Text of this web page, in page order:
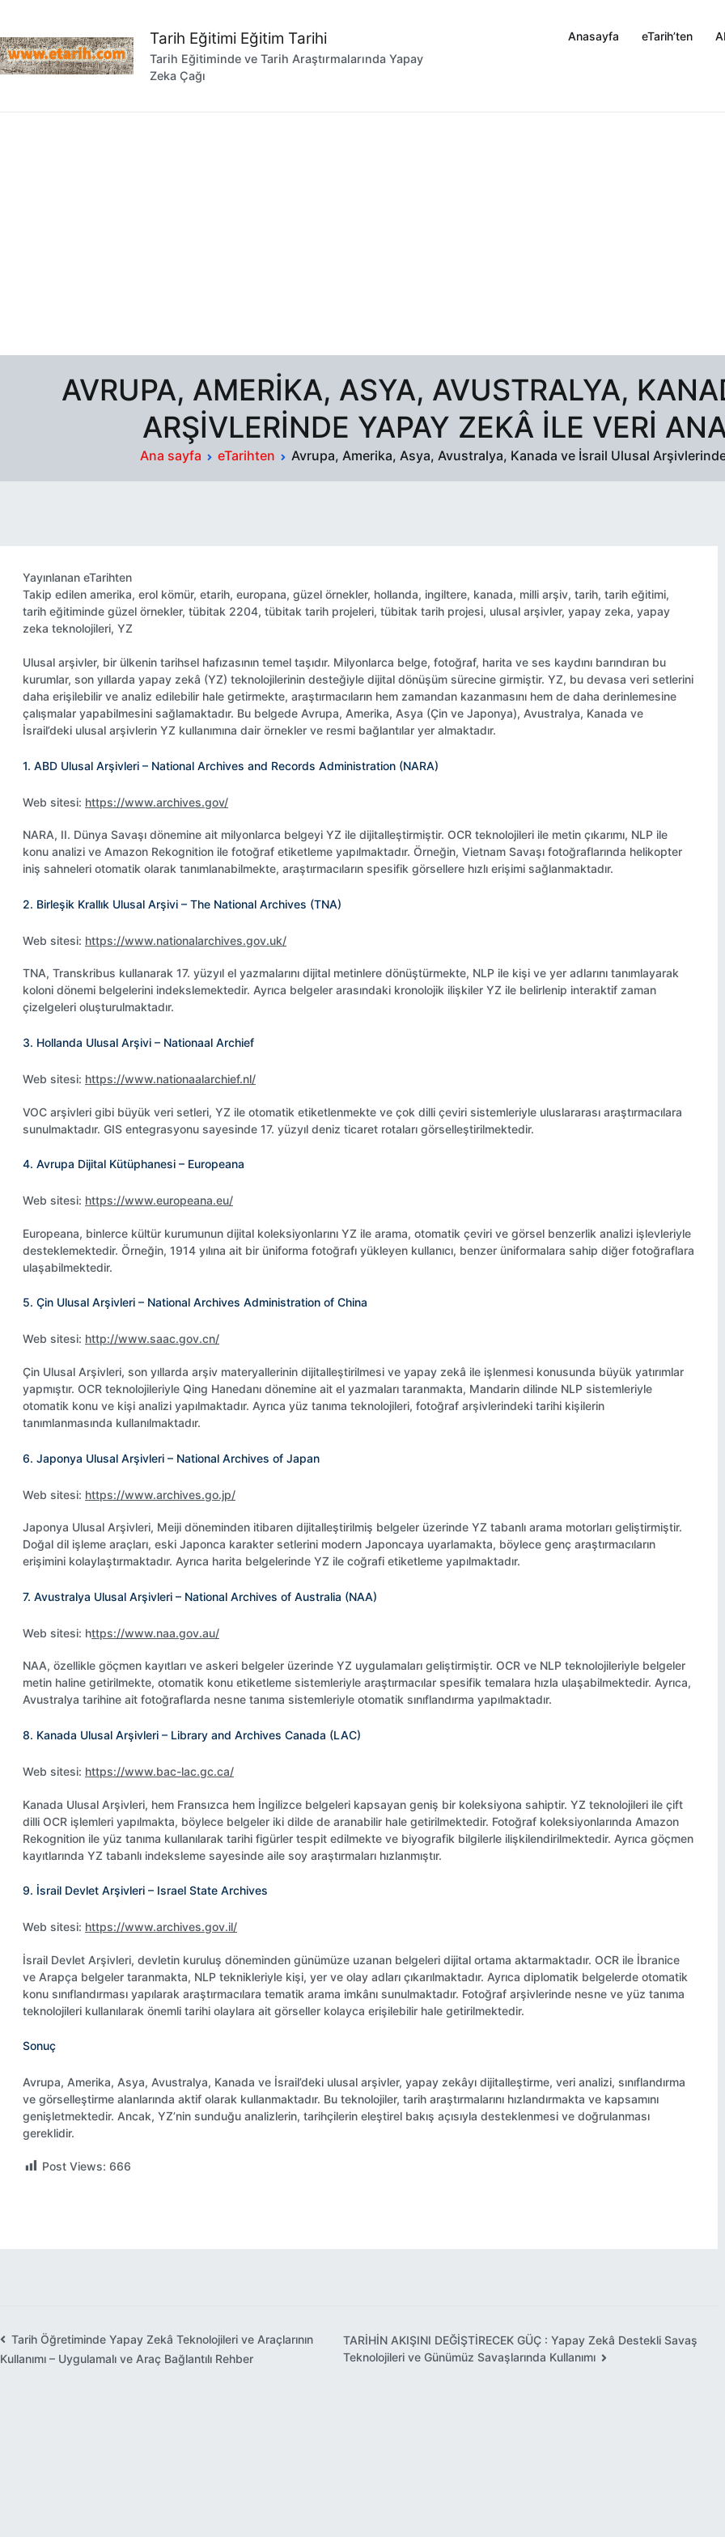
Tarih Eğitimi Eğitim Tarihi
Tarih Eğitiminde ve Tarih Araştırmalarında Yapay
Zeka Çağı
Anasayfa eTarih’ten
AVRUPA, AMERIKA, ASYA, AVUSTRALYA,
ARŞIVLERINDE YAPAY ZEKÂ ILE VERI
Ana sayfa eTarihten Avrupa, Amerika, Asya, Avustralya, Kanada ve İsrail Ulusal
Yayınlanan eTarihten
Takip edilen amerika, erol kömür, etarih, europana, güzel örnekler, hollanda, ingiltere, kanada, milli arşiv, tarih, tarih eğitimi,
tarih eğitiminde güzel örnekler, tübitak 2204, tübitak tarih projeleri, tübitak tarih projesi, ulusal arşivler, yapay zeka, yapay
zeka teknolojileri, YZ
Ulusal arşivler, bir ülkenin tarihsel hafızasının temel taşıdır. Milyonlarca belge, fotoğraf, harita ve ses kaydını barındıran bu
kurumlar, son yıllarda yapay zekâ (YZ) teknolojilerinin desteğiyle dijital dönüşüm sürecine girmiştir. YZ, bu devasa veri setlerini
daha erişilebilir ve analiz edilebilir hale getirmekte, araştırmacıların hem zamandan kazanmasını hem de daha derinlemesine
çalışmalar yapabilmesini sağlamaktadır. Bu belgede Avrupa, Amerika, Asya (Çin ve Japonya), Avustralya, Kanada ve
İsrail’deki ulusal arşivlerin YZ kullanımına dair örnekler ve resmi bağlantılar yer almaktadır.
1. ABD Ulusal Arşivleri – National Archives and Records Administration (NARA)
Web sitesi: https://www.archives.gov/
NARA, II. Dünya Savaşı dönemine ait milyonlarca belgeyi YZ ile dijitalleştirmiştir. OCR teknolojileri ile metin çıkarımı, NLP ile
konu analizi ve Amazon Rekognition ile fotoğraf etiketleme yapılmaktadır. Örneğin, Vietnam Savaşı fotoğraflarında helikopter
iniş sahneleri otomatik olarak tanımlanabilmekte, araştırmacıların spesifik görsellere hızlı erişimi sağlanmaktadır.
2. Birleşik Krallık Ulusal Arşivi – The National Archives (TNA)
Web sitesi: https://www.nationalarchives.gov.uk/
TNA, Transkribus kullanarak 17. yüzyıl el yazmalarını dijital metinlere dönüştürmekte, NLP ile kişi ve yer adlarını tanımlayarak
koloni dönemi belgelerini indekslemektedir. Ayrıca belgeler arasındaki kronolojik ilişkiler YZ ile belirlenip interaktif zaman
çizelgeleri oluşturulmaktadır.
3. Hollanda Ulusal Arşivi – Nationaal Archief
Web sitesi: https://www.nationaalarchief.nl/
VOC arşivleri gibi büyük veri setleri, YZ ile otomatik etiketlenmekte ve çok dilli çeviri sistemleriyle uluslararası araştırmacılara
sunulmaktadır. GIS entegrasyonu sayesinde 17. yüzyıl deniz ticaret rotaları görselleştirilmektedir.
4. Avrupa Dijital Kütüphanesi – Europeana
Web sitesi: https://www.europeana.eu/
Europeana, binlerce kültür kurumunun dijital koleksiyonlarını YZ ile arama, otomatik çeviri ve görsel benzerlik analizi işlevleriyle
desteklemektedir. Örneğin, 1914 yılına ait bir üniforma fotoğrafı yükleyen kullanıcı, benzer üniformalara sahip diğer fotoğraflara
ulaşabilmektedir.
5. Çin Ulusal Arşivleri – National Archives Administration of China
Web sitesi: http://www.saac.gov.cn/
Çin Ulusal Arşivleri, son yıllarda arşiv materyallerinin dijitalleştirilmesi ve yapay zekâ ile işlenmesi konusunda büyük yatırımlar
yapmıştır. OCR teknolojileriyle Qing Hanedanı dönemine ait el yazmaları taranmakta, Mandarin dilinde NLP sistemleriyle
otomatik konu ve kişi analizi yapılmaktadır. Ayrıca yüz tanıma teknolojileri, fotoğraf arşivlerindeki tarihi kişilerin
tanımlanmasında kullanılmaktadır.
6. Japonya Ulusal Arşivleri – National Archives of Japan
Web sitesi: https://www.archives.go.jp/
Japonya Ulusal Arşivleri, Meiji döneminden itibaren dijitalleştirilmiş belgeler üzerinde YZ tabanlı arama motorları geliştirmiştir.
Doğal dil işleme araçları, eski Japonca karakter setlerini modern Japoncaya uyarlamakta, böylece genç araştırmacıların
erişimini kolaylaştırmaktadır. Ayrıca harita belgelerinde YZ ile coğrafi etiketleme yapılmaktadır.
7. Avustralya Ulusal Arşivleri – National Archives of Australia (NAA)
Web sitesi: https://www.naa.gov.au/
NAA, özellikle göçmen kayıtları ve askeri belgeler üzerinde YZ uygulamaları geliştirmiştir. OCR ve NLP teknolojileriyle belgeler
metin haline getirilmekte, otomatik konu etiketleme sistemleriyle araştırmacılar spesifik temalara hızla ulaşabilmektedir. Ayrıca,
Avustralya tarihine ait fotoğraflarda nesne tanıma sistemleriyle otomatik sınıflandırma yapılmaktadır.
8. Kanada Ulusal Arşivleri – Library and Archives Canada (LAC)
Web sitesi: https://www.bac-lac.gc.ca/
Kanada Ulusal Arşivleri, hem Fransızca hem İngilizce belgeleri kapsayan geniş bir koleksiyona sahiptir. YZ teknolojileri ile çift
dilli OCR işlemleri yapılmakta, böylece belgeler iki dilde de aranabilir hale getirilmektedir. Fotoğraf koleksiyonlarında Amazon
Rekognition ile yüz tanıma kullanılarak tarihi figürler tespit edilmekte ve biyografik bilgilerle ilişkilendirilmektedir. Ayrıca göçmen
kayıtlarında YZ tabanlı indeksleme sayesinde aile soy araştırmaları hızlanmıştır.
9. İsrail Devlet Arşivleri – Israel State Archives
Web sitesi: https://www.archives.gov.il/
İsrail Devlet Arşivleri, devletin kuruluş döneminden günümüze uzanan belgeleri dijital ortama aktarmaktadır. OCR ile İbranice
ve Arapça belgeler taranmakta, NLP teknikleriyle kişi, yer ve olay adları çıkarılmaktadır. Ayrıca diplomatik belgelerde otomatik
konu sınıflandırması yapılarak araştırmacılara tematik arama imkânı sunulmaktadır. Fotoğraf arşivlerinde nesne ve yüz tanıma
teknolojileri kullanılarak önemli tarihi olaylara ait görseller kolayca erişilebilir hale getirilmektedir.
Sonuç
Avrupa, Amerika, Asya, Avustralya, Kanada ve İsrail’deki ulusal arşivler, yapay zekâyı dijitalleştirme, veri analizi, sınıflandırma
ve görselleştirme alanlarında aktif olarak kullanmaktadır. Bu teknolojiler, tarih araştırmalarını hızlandırmakta ve kapsamını
genişletmektedir. Ancak, YZ’nin sunduğu analizlerin, tarihçilerin eleştirel bakış açısıyla desteklenmesi ve doğrulanması
gereklidir.
Post Views: 666
Yazı
gezinmesi
Tarih Öğretiminde Yapay Zekâ Teknolojileri ve Araçlarının
Kullanımı – Uygulamalı ve Araç Bağlantılı Rehber
TARİHİN AKIŞINI DEĞİŞTİRECEK GÜÇ : Yapay Zekâ Destekli Savaş
Teknolojileri ve Günümüz Savaşlarında Kullanımı
KUŞÇUBAŞI EŞREF’İN
KUŞÇUBAŞI - Otobiyografi,
Teşkilat-ı Mahsusa Neydi?
Prof. Dr. Fahreddin Kerim
Gökay ve Zeka Araştırmaları
ÖZEL YETENEKLİLERDE
DESTEK EĞİTİM ODASI
VE 222 NO'LU DEFTERLERE
GÖRE GEDİKLER
ENDERUN
BELGELER
KUŞÇUBAŞI EŞREF’İN